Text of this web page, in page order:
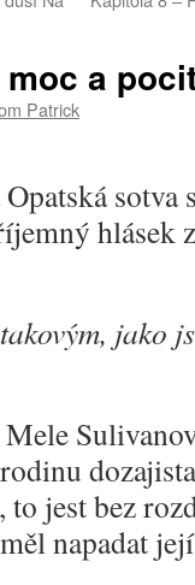
a
Patrick
hlásek
jako
jest bez
napadat